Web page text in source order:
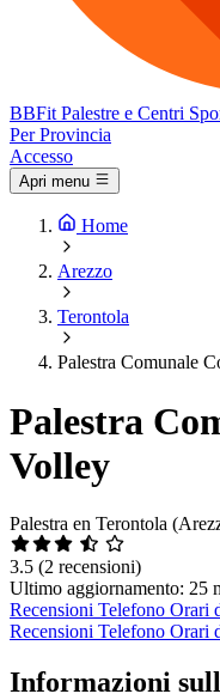
BBFit Palestre e Centri
Per Provincia
Accesso
Apri menu
Home
Arezzo
Terontola
Palestra Comunale
Palestra
Volley
Palestra en Terontola
3.5 (2 recensioni)
Ultimo aggiornamento: 25
Recensioni Telefono Orari
Recensioni Telefono Orari
Informazioni